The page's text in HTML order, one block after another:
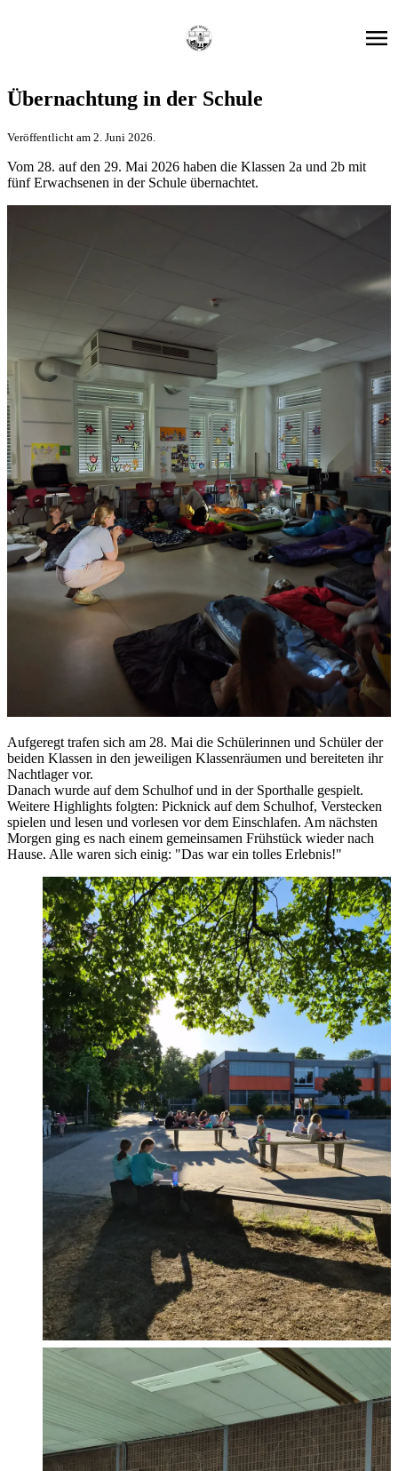
Übernachtung in der Schule
Veröffentlicht am 2. Juni 2026.
Vom 28. auf den 29. Mai 2026 haben die Klassen 2a und 2b mit
fünf Erwachsenen in der Schule übernachtet.
Auf­ge­regt tra­fen sich am 28. Mai die Schü­le­rin­nen und Schü­ler der
bei­den Klas­sen in den je­wei­li­gen Klas­sen­räu­men und be­rei­te­ten ihr
Nacht­la­ger vor.
Da­nach wur­de auf dem Schul­hof und in der Sport­hal­le ge­spielt.
Wei­te­re High­lights folg­ten: Pick­nick auf dem Schul­hof, Ver­ste­cken
spie­len und le­sen und vor­le­sen vor dem Ein­schla­fen. Am nächs­ten
Mor­gen ging es nach ei­nem ge­mein­sa­men Früh­stück wie­der nach
Hau­se. Alle wa­ren sich ei­nig: "Das war ein tol­les Er­leb­nis!"